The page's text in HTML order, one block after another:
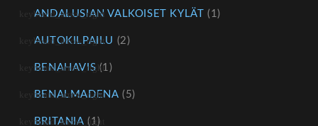
ANDALUSIAN VALKOISET KYLÄT (1)
AUTOKILPAILU (2)
BENAHAVIS (1)
BENALMADENA (5)
BRITANIA (1)